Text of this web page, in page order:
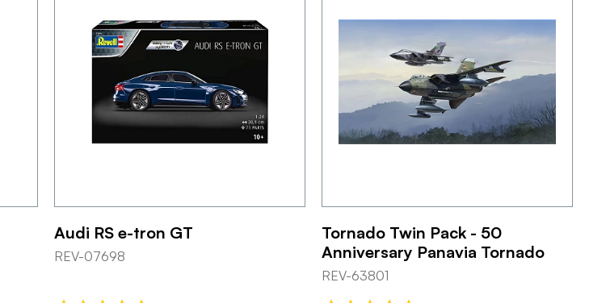
Audi RS e-tron GT
REV-07698
Tornado Twin Pack - 50
Anniversary Panavia Tornado
REV-63801